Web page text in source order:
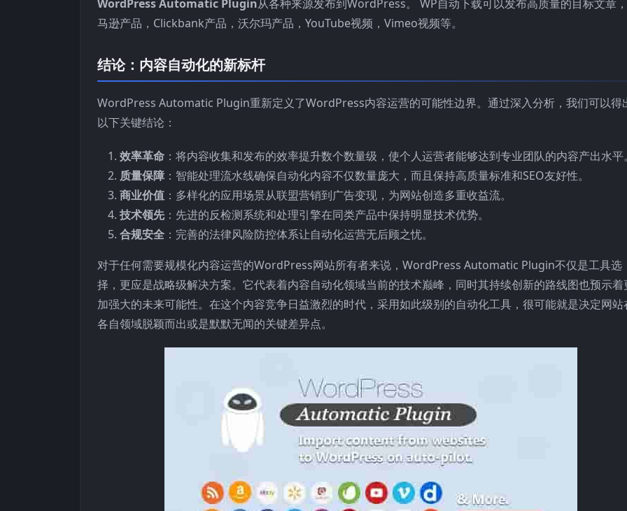
WordPress Automatic Plugin从各种来源发布到WordPress。 WP自动下载可以发布高质量的目标文章
马逊产品，Clickbank产品，沃尔玛产品，YouTube视频，Vimeo视频等。
结论：内容自动化的新标杆
WordPress Automatic Plugin重新定义了WordPress内容运营的可能性边界。通过深入分析，我们可以得
以下关键结论：
效率革命 ：将内容收集和发布的效率提升数个数量级，使个人运营者能够达到专业团队的内容产出水平
质量保障 ：智能处理流水线确保自动化内容不仅数量庞大，而且保持高质量标准和SEO友好性。
商业价值 ：多样化的应用场景从联盟营销到广告变现，为网站创造多重收益流。
技术领先：先进的反检测系统和处理引擎在同类产品中保持明显技术优势。
合规安全 ：完善的法律风险防控体系让自动化运营无后顾之忧。
对于任何需要规模化内容运营的WordPress网站所有者来说，WordPress Automatic Plugin不仅是工具选
择，更应是战略级解决方案。它代表着内容自动化领域当前的技术巅峰，同时其持续创新的路线图也预示着
加强大的未来可能性。在这个内容竞争日益激烈的时代，采用如此级别的自动化工具，很可能就是决定网站
各自领域脱颖而出或是默默无闻的关键差异点。